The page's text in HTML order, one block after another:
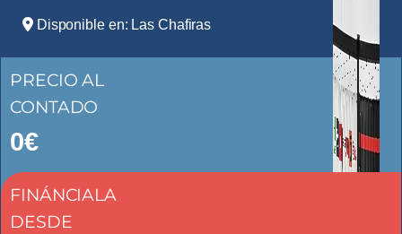
Disponible en: Las Chafiras
PRECIO AL
CONTADO
0€
FINÁNCIALA
DESDE